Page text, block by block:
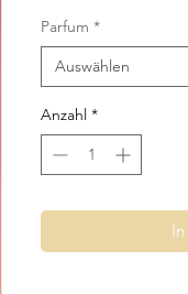
Parfum *
Auswählen
Anzahl *